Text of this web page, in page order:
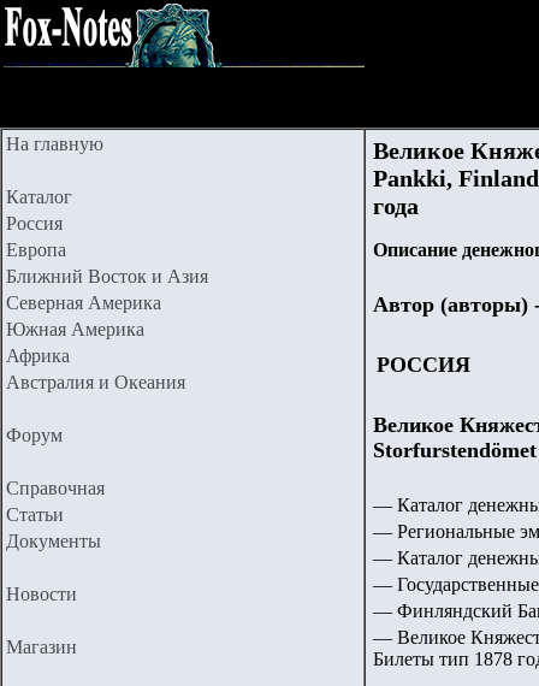
На главную
Каталог
Россия
Европа
Ближний Восток и Азия
Северная Америка
Южная Америка
Африка
Австралия и Океания
Форум
Справочная
Статьи
Документы
Новости
Магазин
Великое
Pankki,
года
Описание
Автор (авторы)
РОССИЯ
Великое
— Каталог
— Региональные
— Каталог
—
— Финляндский
— Великое
Билеты тип 1878